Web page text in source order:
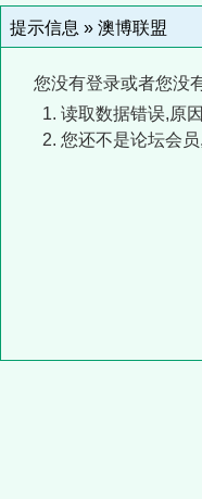
提示信息 » 澳博联盟
您没有登录或者您没
读取数据错误,原
您还不是论坛会